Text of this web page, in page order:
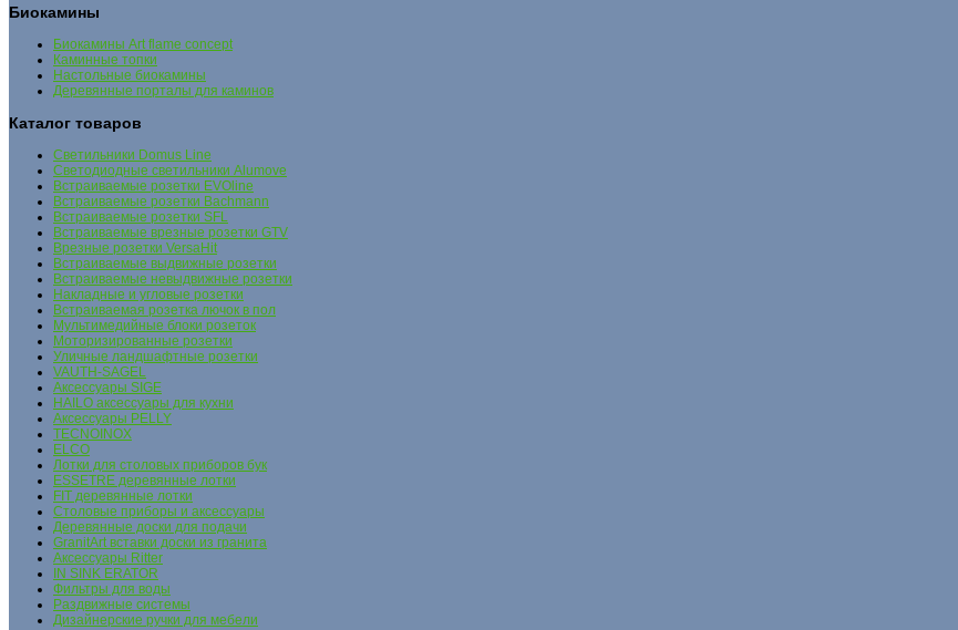
Биокамины
Биокамины Art flame concept
Каминные топки
Настольные биокамины
Деревянные порталы для каминов
Каталог товаров
Cветильники Domus Line
Светодиодные светильники Alumove
Встраиваемые розетки EVOline
Встраиваемые розетки Bachmann
Встраиваемые розетки SFL
Встраиваемые врезные розетки GTV
Врезные розетки VersaHit
Встраиваемые выдвижные розетки
Встраиваемые невыдвижные розетки
Накладные и угловые розетки
Встраиваемая розетка лючок в пол
Мультимедийные блоки розеток
Моторизированные розетки
Уличные ландшафтные розетки
VAUTH-SAGEL
Аксессуары SIGE
HAILO аксессуары для кухни
Аксессуары PELLY
TECNOINOX
ELCO
Лотки для столовых приборов бук
ESSETRE деревянные лотки
FIT деревянные лотки
Столовые приборы и аксессуары
Деревянные доски для подачи
GranitArt вставки доски из гранита
Аксессуары Ritter
IN SINK ERATOR
Фильтры для воды
Раздвижные системы
Дизайнерские ручки для мебели